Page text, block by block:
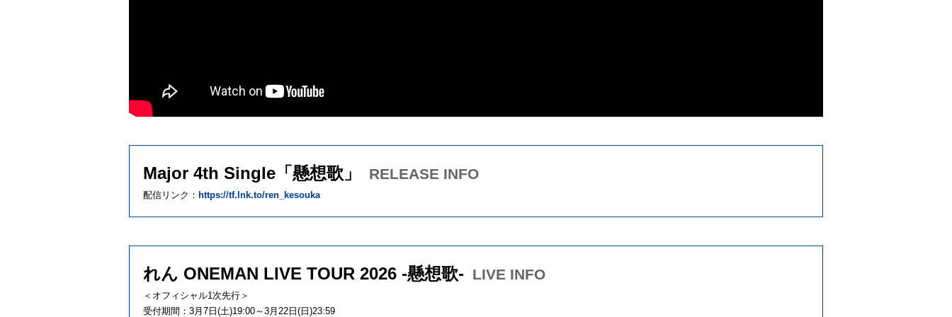
Major 4th Single「懸想歌」 RELEASE INFO
配信リンク： https://tf.lnk.to/ren_kesouka
れん ONEMAN LIVE TOUR 2026 -懸想歌- LIVE INFO
＜オフィシャル1次先行＞
受付期間：3月7日(土)19:00～3月22日(日)23:59